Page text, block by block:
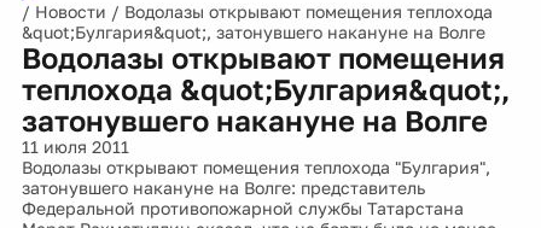
/ Новости / Водолазы открывают помещения теплохода
&quot;Булгария&quot;, затонувшего накануне на Волге
Водолазы открывают помещения
теплохода &quot;Булгария&quot;,
затонувшего накануне на Волге
11 июля 2011
Водолазы открывают помещения теплохода "Булгария",
затонувшего накануне на Волге: представитель
Федеральной противопожарной службы Татарстана